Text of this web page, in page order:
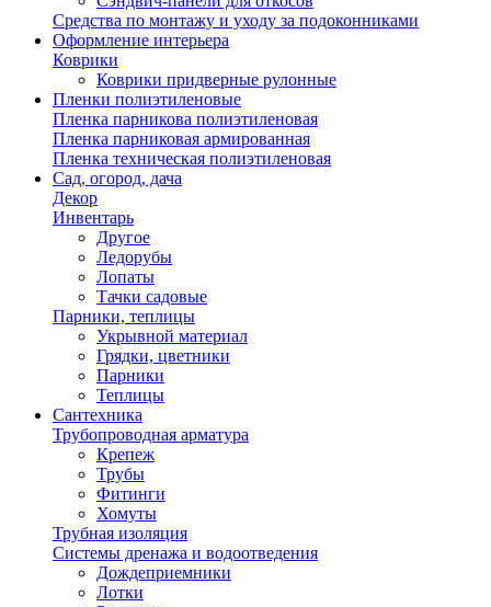
Средства по монтажу и уходу за подоконниками
Оформление интерьера
Коврики
Коврики придверные рулонные
Пленки полиэтиленовые
Пленка парникова полиэтиленовая
Пленка парниковая армированная
Пленка техническая полиэтиленовая
Сад, огород, дача
Декор
Инвентарь
Другое
Ледорубы
Лопаты
Тачки садовые
Парники, теплицы
Укрывной материал
Грядки, цветники
Парники
Теплицы
Сантехника
Трубопроводная арматура
Крепеж
Трубы
Фитинги
Хомуты
Трубная изоляция
Системы дренажа и водоотведения
Дождеприемники
Лотки